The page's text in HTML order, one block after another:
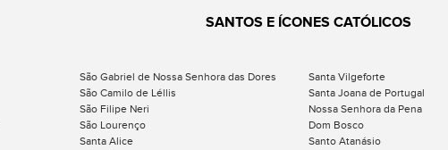
SANTOS E ÍCONES CATÓLICOS
São Gabriel de Nossa Senhora das Dores Santa Vilgeforte
São Camilo de Léllis Santa Joana de Portugal
São Filipe Neri Nossa Senhora da Pena
São Lourenço Dom Bosco
Santa Alice Santo Atanásio